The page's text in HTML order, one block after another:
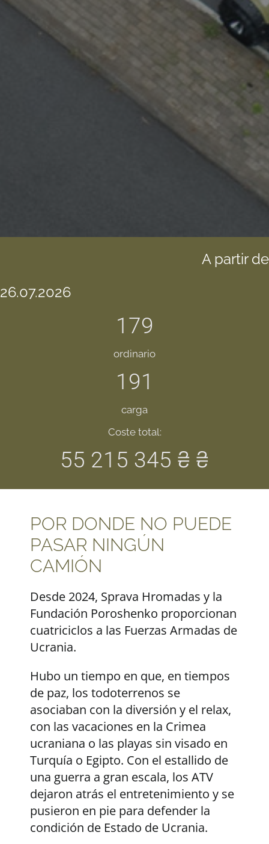
A partir de
26.07.2026
179
ordinario
191
carga
Coste total:
55 215 345 ₴ ₴
POR DONDE NO PUEDE
PASAR NINGÚN
CAMIÓN
Desde 2024, Sprava Hromadas y la
Fundación Poroshenko proporcionan
cuatriciclos a las Fuerzas Armadas de
Ucrania.
Hubo un tiempo en que, en tiempos
de paz, los todoterrenos se
asociaban con la diversión y el relax,
con las vacaciones en la Crimea
ucraniana o las playas sin visado en
Turquía o Egipto. Con el estallido de
una guerra a gran escala, los ATV
dejaron atrás el entretenimiento y se
pusieron en pie para defender la
condición de Estado de Ucrania.